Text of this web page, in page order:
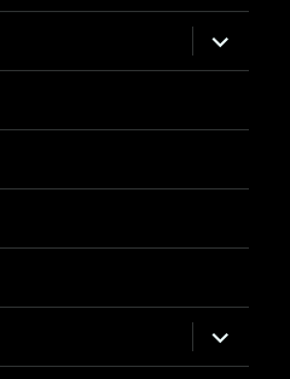
ouvrir
le
sous-
ouvrir
le
sous-